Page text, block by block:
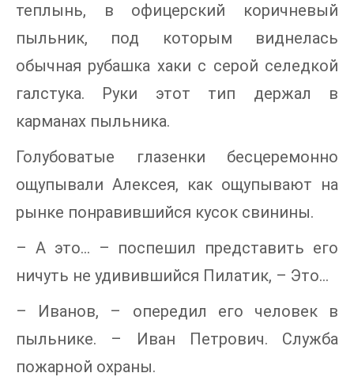
теплынь, в офицерский коричневый
пыльник, под которым виднелась
обычная рубашка хаки с серой селедкой
галстука. Руки этот тип держал в
карманах пыльника.
Голубоватые глазенки бесцеремонно
ощупывали Алексея, как ощупывают на
рынке понравившийся кусок свинины.
– А это… – поспешил представить его
ничуть не удивившийся Пилатик, – Это…
– Иванов, – опередил его человек в
пыльнике. – Иван Петрович. Служба
пожарной охраны.